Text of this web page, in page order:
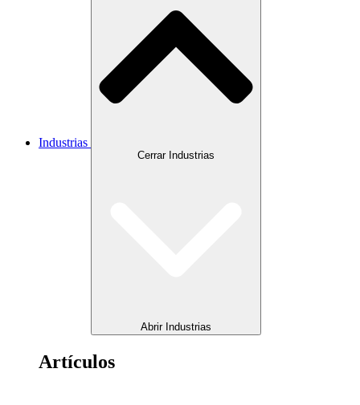
Industrias
Cerrar Industrias
Abrir Industrias
Artículos